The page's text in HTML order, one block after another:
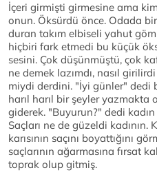
İçeri girmişti girmesine ama
onun. Öksürdü önce. Odada
duran takım elbiseli yahut
hiçbiri fark etmedi bu küçük
sesini. Çok düşünmüştü, çok
ne demek lazımdı, nasıl
miydi derdini. "İyi günler" dedi
harıl harıl bir şeyler yazmakta
giderek. "Buyurun?" dedi
Saçları ne de güzeldi kadının.
karısının saçını boyattığını
saçlarının ağarmasına fırsat
toprak olup gitmiş.